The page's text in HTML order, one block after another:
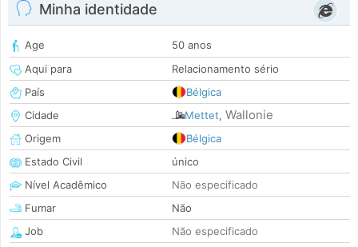
Minha identidade
Age
50 anos
Aqui para
Relacionamento sério
País
Bélgica
Cidade
Mettet, Wallonie
Origem
Bélgica
Estado Civil
único
Nível Acadêmico
Não especificado
Fumar
Não
Job
Não especificado